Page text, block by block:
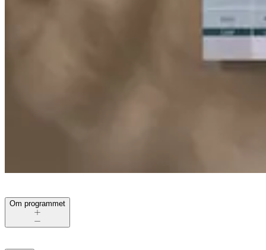
Om programmet